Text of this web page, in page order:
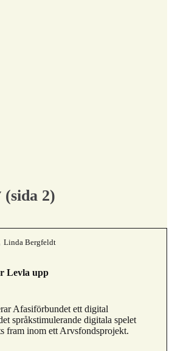
(sida 2)
Levla upp
Afasiförbundet ett digital
språkstimulerande digitala spelet
fram inom ett Arvsfondsprojekt.
Skriven av:
Linda Bergfeldt